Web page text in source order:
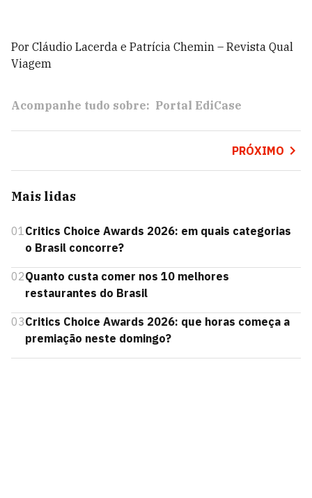
Por Cláudio Lacerda e Patrícia Chemin – Revista Qual
Viagem
Acompanhe tudo sobre: Portal EdiCase
PRÓXIMO
Mais lidas
01Critics Choice Awards 2026: em quais categorias
o Brasil concorre?
02Quanto custa comer nos 10 melhores
restaurantes do Brasil
03Critics Choice Awards 2026: que horas começa a
premiação neste domingo?